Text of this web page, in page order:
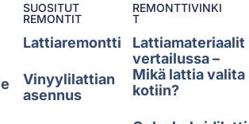
SUOSITUT
REMONTIT
Lattiaremontti
Vinyylilattian
asennus
REMONTTIVINKI
T
Lattiamateriaalit
vertailussa –
Mikä lattia valita
kotiin?